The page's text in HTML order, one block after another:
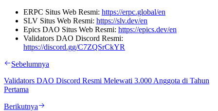
ERPC Situs Web Resmi: https://erpc.global/en
SLV Situs Web Resmi: https://slv.dev/en
Epics DAO Situs Web Resmi: https://epics.dev/en
Validators DAO Discord Resmi:
https://discord.gg/C7ZQSrCkYR
Sebelumnya
Validators DAO Discord Resmi Melewati 3.000 Anggota di Tahun
Pertama
Berikutnya